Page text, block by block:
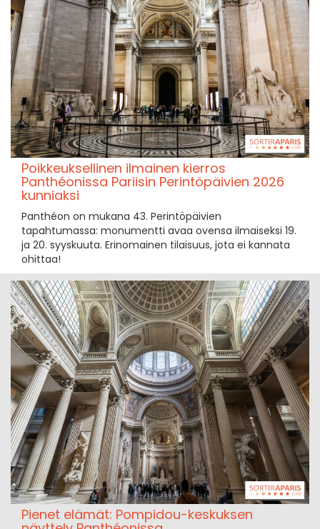
Poikkeuksellinen ilmainen kierros
Panthéonissa Pariisin Perintöpäivien 2026
kunniaksi
Panthéon on mukana 43. Perintöpäivien
tapahtumassa: monumentti avaa ovensa ilmaiseksi 19.
ja 20. syyskuuta. Erinomainen tilaisuus, jota ei kannata
ohittaa!
Pienet elämät: Pompidou-keskuksen